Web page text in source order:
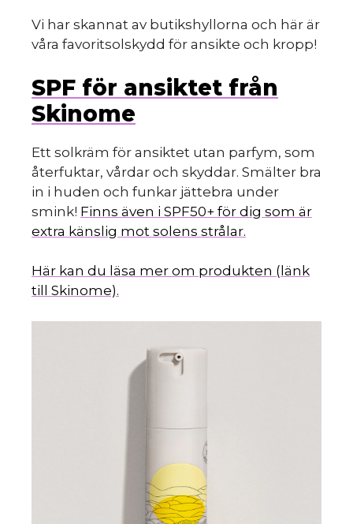
Vi har skannat av butikshyllorna och här är
våra favoritsolskydd för ansikte och kropp!
SPF för ansiktet från
Skinome
Ett solkräm för ansiktet utan parfym, som
återfuktar, vårdar och skyddar. Smälter bra
in i huden och funkar jättebra under
smink! Finns även i SPF50+ för dig som är
extra känslig mot solens strålar.
Här kan du läsa mer om produkten (länk
till Skinome).